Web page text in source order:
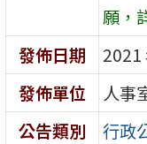
願，
發佈日期
2021
發佈單位
人事
公告類別
行政